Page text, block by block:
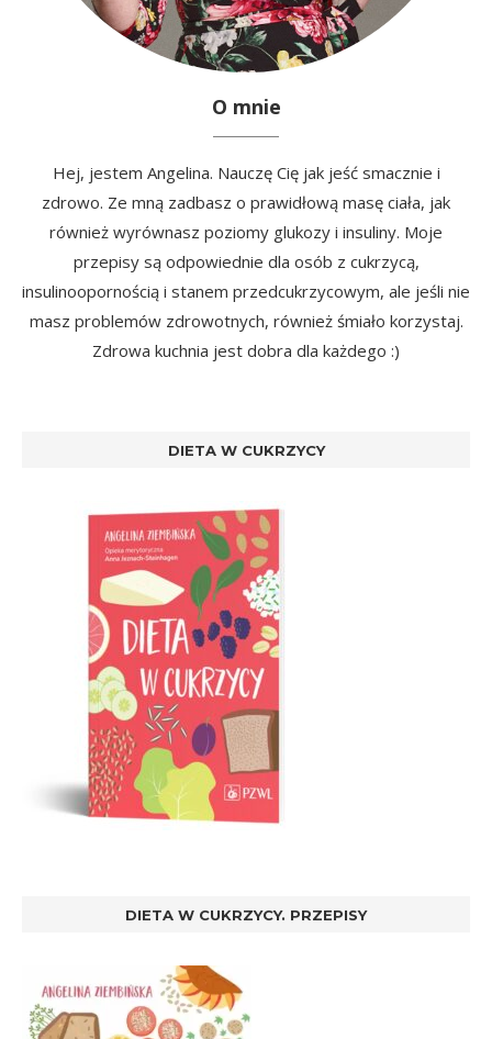
O mnie
Hej, jestem Angelina. Nauczę Cię jak jeść smacznie i
zdrowo. Ze mną zadbasz o prawidłową masę ciała, jak
również wyrównasz poziomy glukozy i insuliny. Moje
przepisy są odpowiednie dla osób z cukrzycą,
insulinoopornością i stanem przedcukrzycowym, ale jeśli nie
masz problemów zdrowotnych, również śmiało korzystaj.
Zdrowa kuchnia jest dobra dla każdego :)
DIETA W CUKRZYCY
DIETA W CUKRZYCY. PRZEPISY